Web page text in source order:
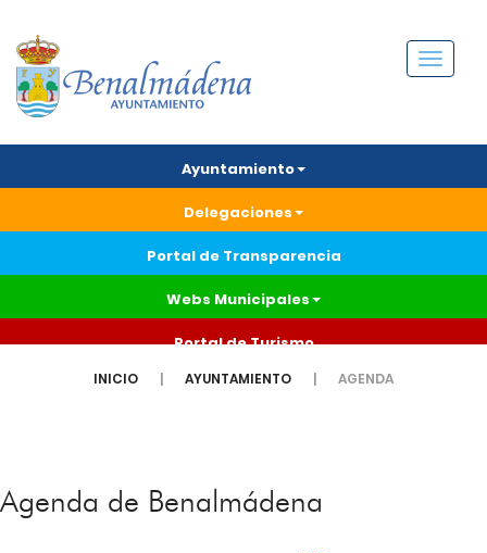
Menú
Ayuntamiento
Delegaciones
Portal de Transparencia
Webs Municipales
Portal de Turismo
INICIO AYUNTAMIENTO AGENDA
Agenda de Benalmádena